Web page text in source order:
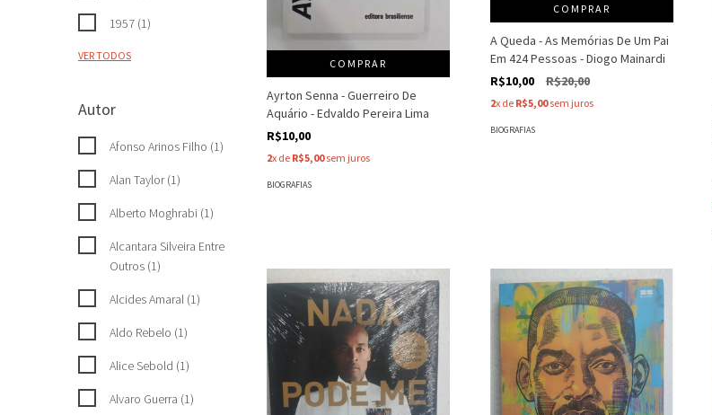
1957 (1)
VER TODOS
Autor
Afonso Arinos Filho (1)
Alan Taylor (1)
Alberto Moghrabi (1)
Alcantara Silveira Entre
Outros (1)
Alcides Amaral (1)
Aldo Rebelo (1)
Alice Sebold (1)
Alvaro Guerra (1)
COMPRAR
Ayrton Senna - Guerreiro De
Aquário - Edvaldo Pereira Lima
R$10,00
2x de R$5,00sem juros
BIOGRAFIAS
COMPRAR
A Queda - As Memórias De Um Pai
Em 424 Pessoas - Diogo Mainardi
R$10,00
R$20,00
2x de R$5,00sem juros
BIOGRAFIAS